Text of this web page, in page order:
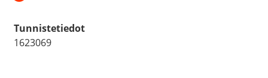
Tunnistetiedot
1623069